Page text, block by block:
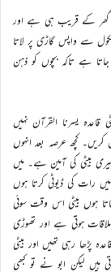
گھر کے قریب ہی ہے اور
سے واپس گاڑی پر لاتا
ہے تاکہ بچوں کو ذہن
یسرنا القرآن نہیں
کچھ عرصہ بعد انہوں
بیٹی کی آمین ہے۔ میں
رات کی ڈیوٹی کرتا ہوں
ہوں بیٹی اس وقت سوئی
ہوتی ہے اور تھوڑی
پڑھا رہی تھیں اور بیٹی
ہیں لیکن ابو نے تو کبھی